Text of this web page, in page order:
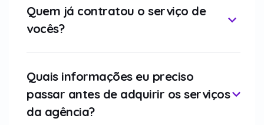
Quem já contratou o serviço de
vocês?
Quais informações eu preciso
passar antes de adquirir os serviços
da agência?